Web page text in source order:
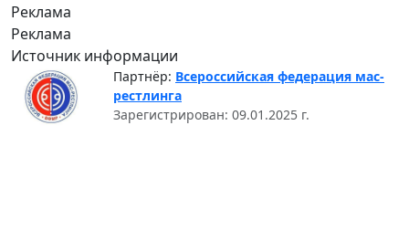
Реклама
Реклама
Источник информации
Партнёр: Всероссийская федерация мас-
рестлинга
Зарегистрирован: 09.01.2025 г.